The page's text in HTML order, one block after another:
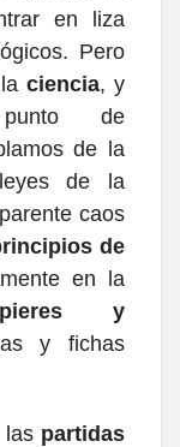
en liza
Pero
ciencia, y
de
de la
de la
caos
de
en la
y
y fichas
las partidas